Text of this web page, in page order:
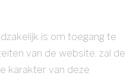
is om toegang te
van de website, zal de
karakter van deze